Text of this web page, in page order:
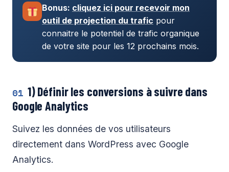
Bonus: cliquez ici pour recevoir mon
outil de projection du trafic pour
connaitre le potentiel de trafic organique
de votre site pour les 12 prochains mois.
01 1) Définir les conversions à suivre dans
Google Analytics
Suivez les données de vos utilisateurs
directement dans WordPress avec Google
Analytics.